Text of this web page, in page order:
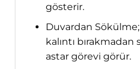
gösterir.
Duvardan
kalıntı
astar görevi görür.